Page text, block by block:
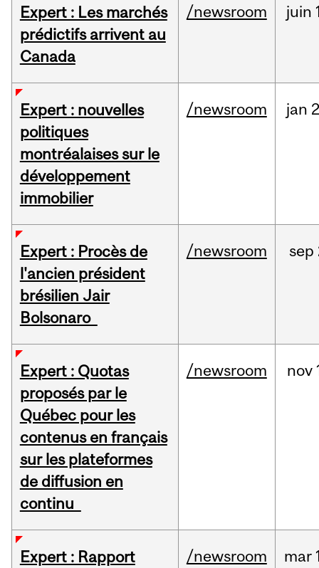
Expert : Les marchés
prédictifs arrivent au
Canada
/newsroom juin
Expert : nouvelles
politiques
montréalaises sur le
développement
immobilier
/newsroom jan
Expert : Procès de
l'ancien président
brésilien Jair
Bolsonaro
/newsroom sep
Expert : Quotas
proposés par le
Québec pour les
contenus en français
sur les plateformes
de diffusion en
continu
/newsroom nov
Expert : Rapport
/newsroom mar